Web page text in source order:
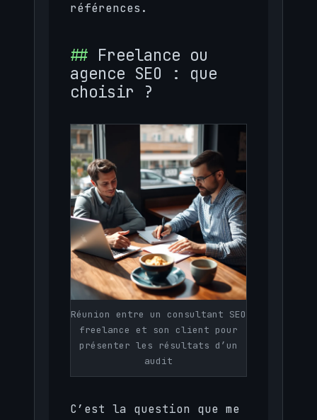
références.
Freelance ou
agence SEO : que
choisir ?
Réunion entre un consultant SEO
freelance et son client pour
présenter les résultats d’un
audit
C’est la question que me